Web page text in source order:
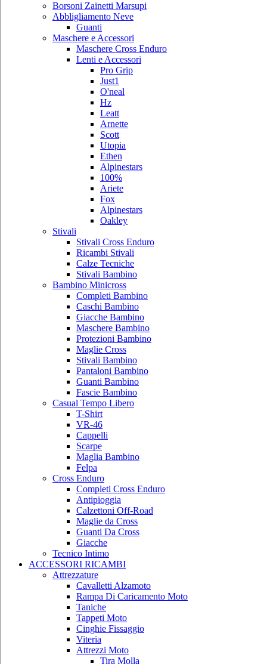
Borsoni Zainetti Marsupi
Abbligliamento Neve
Guanti
Maschere e Accessori
Maschere Cross Enduro
Lenti e Accessori
Pro Grip
Just1
O'neal
Hz
Leatt
Arnette
Scott
Utopia
Ethen
Alpinestars
100%
Ariete
Fox
Alpinestars
Oakley
Stivali
Stivali Cross Enduro
Ricambi Stivali
Calze Tecniche
Stivali Bambino
Bambino Minicross
Completi Bambino
Caschi Bambino
Giacche Bambino
Maschere Bambino
Protezioni Bambino
Maglie Cross
Stivali Bambino
Pantaloni Bambino
Guanti Bambino
Fascie Bambino
Casual Tempo Libero
T-Shirt
VR-46
Cappelli
Scarpe
Maglia Bambino
Felpa
Cross Enduro
Completi Cross Enduro
Antipioggia
Calzettoni Off-Road
Maglie da Cross
Guanti Da Cross
Giacche
Tecnico Intimo
ACCESSORI RICAMBI
Attrezzature
Cavalletti Alzamoto
Rampa Di Caricamento Moto
Taniche
Tappeti Moto
Cinghie Fissaggio
Viteria
Attrezzi Moto
Tira Molla